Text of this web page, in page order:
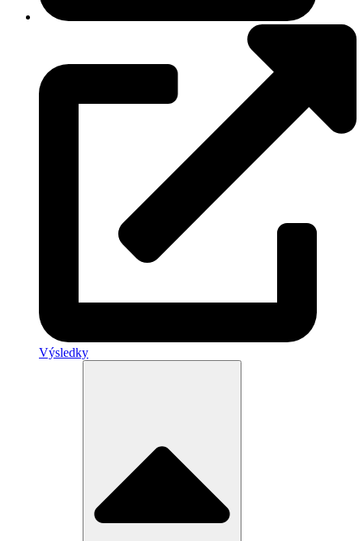
Výsledky